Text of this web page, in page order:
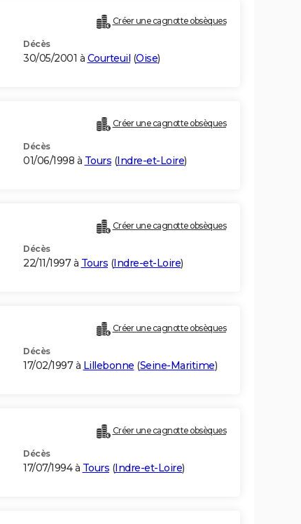
Créer une cagnotte obsèques
Décès
30/05/2001 à Courteuil (Oise)
Créer une cagnotte obsèques
Décès
01/06/1998 à Tours (Indre-et-Loire)
Créer une cagnotte obsèques
Décès
22/11/1997 à Tours (Indre-et-Loire)
Créer une cagnotte obsèques
Décès
17/02/1997 à Lillebonne (Seine-Maritime)
Créer une cagnotte obsèques
Décès
17/07/1994 à Tours (Indre-et-Loire)